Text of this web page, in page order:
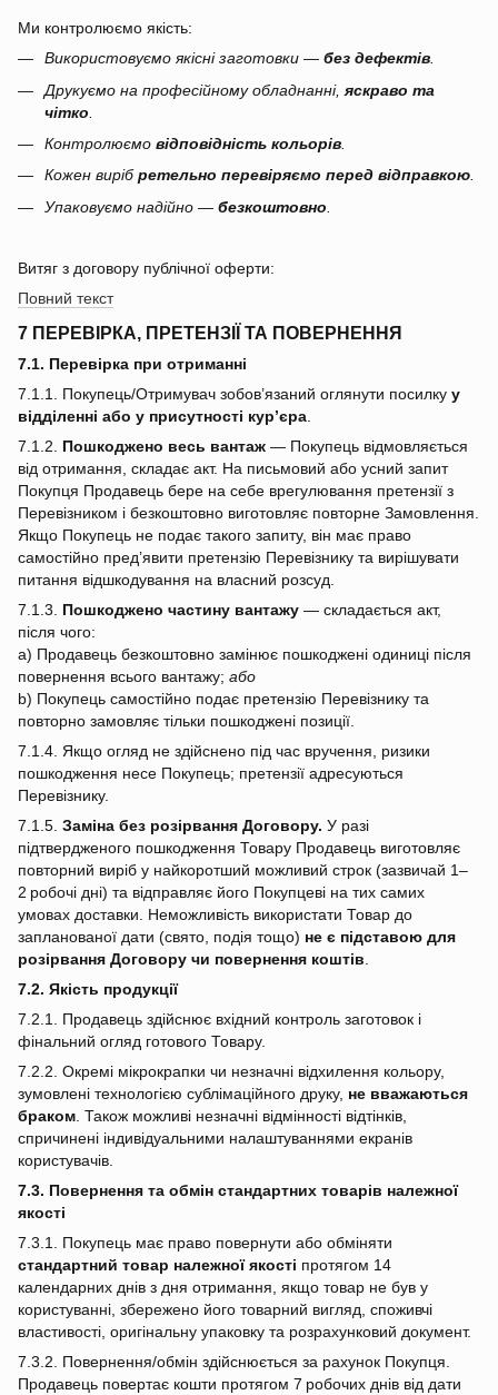
Ми контролюємо якість:
Використовуємо якісні заготовки — без дефектів
Друкуємо на професійному обладнанні, яскраво та
чітко
Контролюємо відповідність кольорів
Кожен вирібретельно перевіряємо перед відправкою.
Упаковуємо надійно — безкоштовно
Витяг з договору публічної оферти:
Повний текст
7 ПЕРЕВІРКА, ПРЕТЕНЗІЇ ТА ПОВЕРНЕННЯ
7.1. Перевірка при отриманні
7.1.1. Покупець/Отримувач зобов’язаний оглянути посилку у
відділенні або у присутності кур’єра
7.1.2. Пошкоджено весь вантаж — Покупець відмовляється
від отримання, складає акт. На письмовий або усний запит
Покупця Продавець бере на себе врегулювання претензії з
Перевізником і безкоштовно виготовляє повторне Замовлення.
Якщо Покупець не подає такого запиту, він має право
самостійно пред’явити претензію Перевізнику та вирішувати
питання відшкодування на власний розсуд.
7.1.3. Пошкоджено частину вантажу — складається акт,
після чого:
a) Продавець безкоштовно замінює пошкоджені одиниці після
повернення всього вантажу; або
b) Покупець самостійно подає претензію Перевізнику та
повторно замовляє тільки пошкоджені позиції.
7.1.4. Якщо огляд не здійснено під час вручення, ризики
пошкодження несе Покупець; претензії адресуються
Перевізнику.
7.1.5. Заміна без розірвання Договору. У разі
підтвердженого пошкодження Товару Продавець виготовляє
повторний виріб у найкоротший можливий строк (зазвичай 1–
2 робочі дні) та відправляє його Покупцеві на тих самих
умовах доставки. Неможливість використати Товар до
запланованої дати (свято, подія тощо) не є підставою для
розірвання Договору чи повернення коштів
7.2. Якість продукції
7.2.1. Продавець здійснює вхідний контроль заготовок і
фінальний огляд готового Товару.
7.2.2. Окремі мікрокрапки чи незначні відхилення кольору,
зумовлені технологією сублімаційного друку, не вважаються
браком . Також можливі незначні відмінності відтінків,
спричинені індивідуальними налаштуваннями екранів
користувачів.
7.3. Повернення та обмін стандартних товарів належної
якості
7.3.1. Покупець має право повернути або обміняти
стандартний товар належної якості протягом 14
календарних днів з дня отримання, якщо товар не був у
користуванні, збережено його товарний вигляд, споживчі
властивості, оригінальну упаковку та розрахунковий документ.
7.3.2. Повернення/обмін здійснюється за рахунок Покупця.
Продавець повертає кошти протягом 7 робочих днів від дати